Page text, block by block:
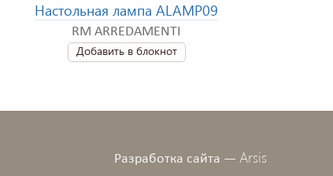
Настольная лампа ALAMP09
RM ARREDAMENTI
Добавить в блокнот
Разработка сайта — Arsis